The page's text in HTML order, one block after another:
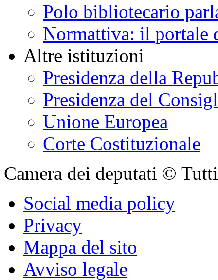
Polo bibliotecario
Normattiva: il portale
Altre istituzioni
Presidenza della
Presidenza del
Unione Europea
Corte Costituzionale
Camera dei deputati ©
Social media policy
Privacy
Mappa del sito
Avviso legale